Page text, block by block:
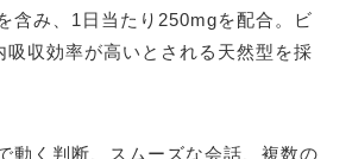
含み、1日当たり250mgを配合。ビ
吸収効率が高いとされる天然型を採
動く判断、スムーズな会話、複数の